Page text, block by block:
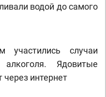
водой до самого
случаи
Ядовитые
интернет